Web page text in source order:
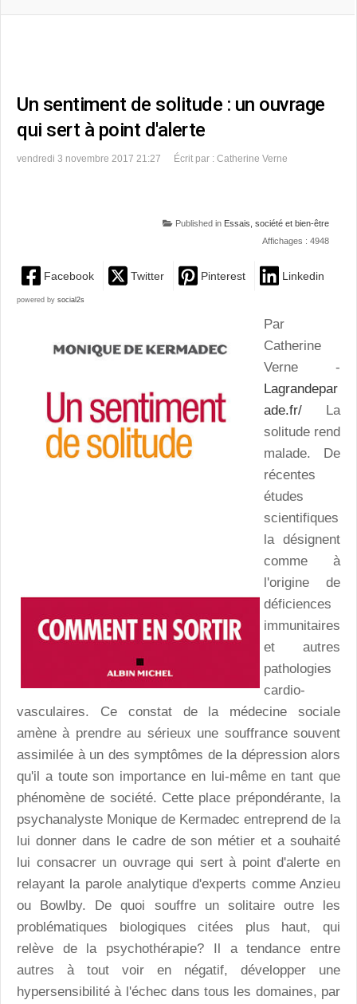
Un sentiment de solitude : un ouvrage
qui sert à point d'alerte
vendredi 3 novembre 2017 21:27 Écrit par : Catherine Verne
Published in Essais, société et bien-être
Affichages : 4948
Facebook Twitter Pinterest Linkedin
powered by social2s
Par
Catherine
Verne -
Lagrandepar
ade.fr/ La
solitude rend
malade. De
récentes
études
scientifiques
la désignent
comme à
l'origine de
déficiences
immunitaires
et autres
pathologies
cardio-
vasculaires. Ce constat de la médecine sociale
amène à prendre au sérieux une souffrance souvent
assimilée à un des symptômes de la dépression alors
qu'il a toute son importance en lui-même en tant que
phénomène de société. Cette place prépondérante, la
psychanalyste Monique de Kermadec entreprend de la
lui donner dans le cadre de son métier et a souhaité
lui consacrer un ouvrage qui sert à point d'alerte en
relayant la parole analytique d'experts comme Anzieu
ou Bowlby. De quoi souffre un solitaire outre les
problématiques biologiques citées plus haut, qui
relève de la psychothérapie? Il a tendance entre
autres à tout voir en négatif, développer une
hypersensibilité à l'échec dans tous les domaines, par